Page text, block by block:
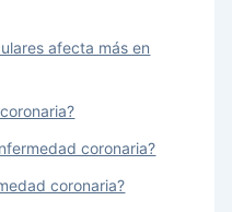
afecta más en
coronaria?
coronaria?